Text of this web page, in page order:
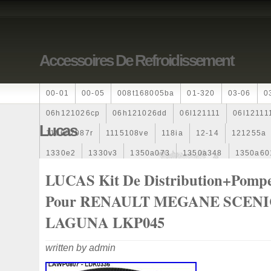
Accessoires De Refroidissement
00-01 00-05 008t168005ba 01-320 03-06
06h121026cp 06h121026dd 06l121111
110607087r 1115108ve 118ia 12-14 121255a
1330e2 1330v3 1350a073 1350a348
1k0121205 1k0121205ab
Lucas
LUCAS Kit De
Pour RENAULT MEGANE
LAGUNA LKP045
written by admin